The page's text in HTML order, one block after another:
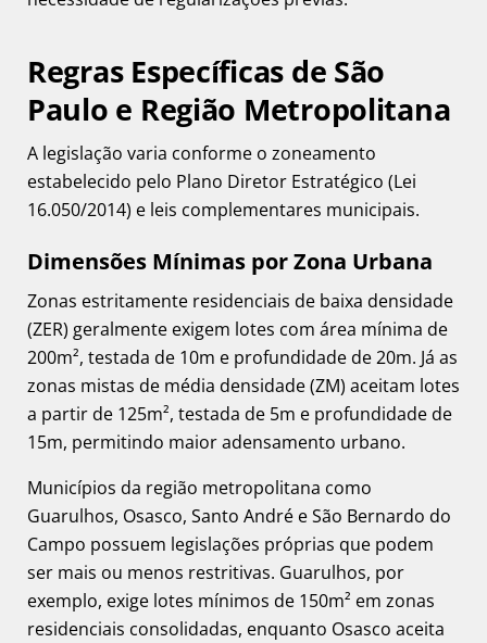
Regras Específicas de São
Paulo e Região Metropolitana
A legislação varia conforme o zoneamento
estabelecido pelo Plano Diretor Estratégico (Lei
16.050/2014) e leis complementares municipais.
Dimensões Mínimas por Zona Urbana
Zonas estritamente residenciais de baixa densidade
(ZER) geralmente exigem lotes com área mínima de
200m², testada de 10m e profundidade de 20m. Já as
zonas mistas de média densidade (ZM) aceitam lotes
a partir de 125m², testada de 5m e profundidade de
15m, permitindo maior adensamento urbano.
Municípios da região metropolitana como
Guarulhos, Osasco, Santo André e São Bernardo do
Campo possuem legislações próprias que podem
ser mais ou menos restritivas. Guarulhos, por
exemplo, exige lotes mínimos de 150m² em zonas
residenciais consolidadas, enquanto Osasco aceita